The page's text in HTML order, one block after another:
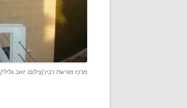
מרכז מורשת רבין [צילום: זאב גלילי]